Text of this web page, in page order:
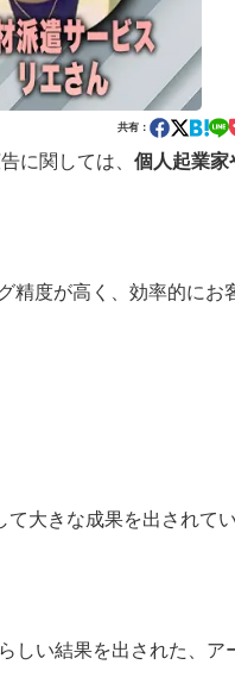
共有：
に関しては、 個人起業家
精度が高く、効率的にお
て大きな成果を出されて
しい結果を出された、ア